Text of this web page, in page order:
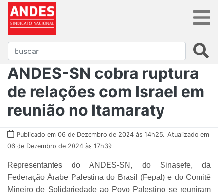
ANDES-SN cobra ruptura
de relações com Israel em
reunião no Itamaraty
Publicado em 06 de Dezembro de 2024 às 14h25. Atualizado em
06 de Dezembro de 2024 às 17h39
Representantes do ANDES-SN, do Sinasefe, da
Federação Árabe Palestina do Brasil (Fepal) e do Comitê
Mineiro de Solidariedade ao Povo Palestino se reuniram